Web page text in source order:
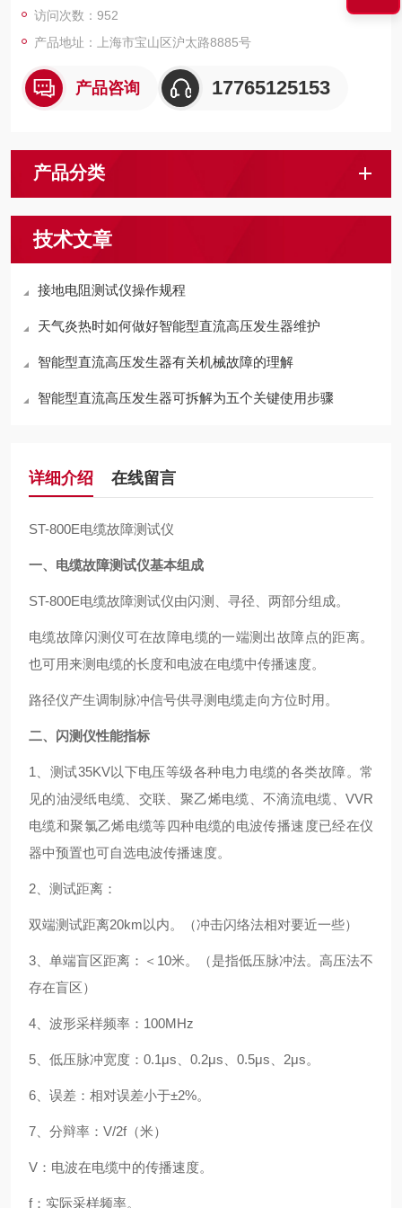
访问次数：952
产品地址：上海市宝山区沪太路8885号
产品咨询 17765125153
产品分类
技术文章
接地电阻测试仪操作规程
天气炎热时如何做好智能型直流高压发生器维护
智能型直流高压发生器有关机械故障的理解
智能型直流高压发生器可拆解为五个关键使用步骤
详细介绍 在线留言
ST-800E电缆故障测试仪
一、电缆故障测试仪基本组成
ST-800E电缆故障测试仪由闪测、寻径、两部分组成。
电缆故障闪测仪可在故障电缆的一端测出故障点的距离。
也可用来测电缆的长度和电波在电缆中传播速度。
路径仪产生调制脉冲信号供寻测电缆走向方位时用。
二、闪测仪性能指标
1、测试35KV以下电压等级各种电力电缆的各类故障。常
见的油浸纸电缆、交联、聚乙烯电缆、不滴流电缆、VVR
电缆和聚氯乙烯电缆等四种电缆的电波传播速度已经在仪
器中预置也可自选电波传播速度。
2、测试距离：
双端测试距离20km以内。（冲击闪络法相对要近一些）
3、单端盲区距离：＜10米。（是指低压脉冲法。高压法不
存在盲区）
4、波形采样频率：100MHz
5、低压脉冲宽度：0.1μs、0.2μs、0.5μs、2μs。
6、误差：相对误差小于±2%。
7、分辩率：V/2f（米）
V：电波在电缆中的传播速度。
f：实际采样频率。